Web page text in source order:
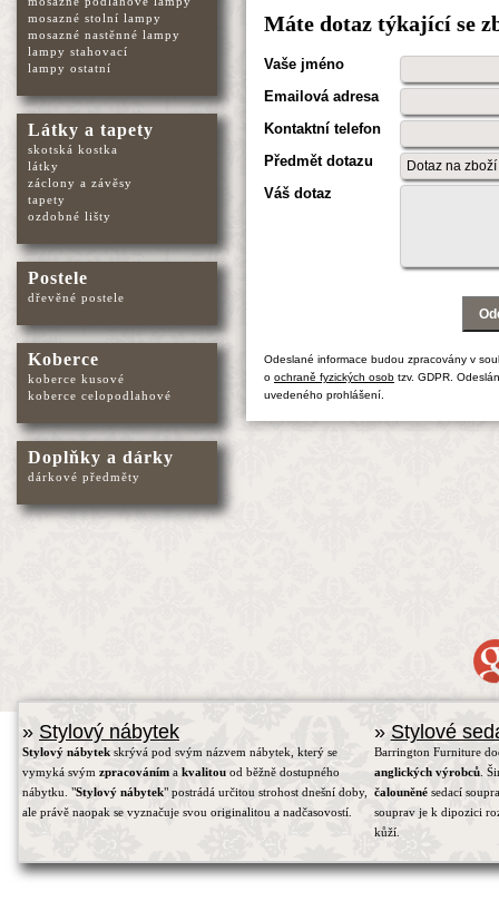
Máte dotaz týkající se
Vaše jméno
Emailová adresa
Kontaktní telefon
Předmět dotazu
Váš dotaz
Odeslané informace budou zpracovány v
o ochraně fyzických osobtzv. GDPR.
uvedeného prohlášení.
mosazné stolní lampy
mosazné nastěnné lampy
lampy stahovací
lampy ostatní
Látky a tapety
skotská kostka
látky
záclony a závěsy
tapety
ozdobné lišty
Postele
dřevěné postele
Koberce
koberce kusové
koberce celopodlahové
Doplňky a dárky
dárkové předměty
» Stylový nábytek
Stylový nábytek skrývá pod svým názvem nábytek, který se
vymyká svým zpracováním a kvalitou od běžně dostupného
nábytku. "Stylový nábytek" postrádá určitou strohost dnešní doby,
ale právě naopak se vyznačuje svou originalitou a nadčasovostí.
» Stylové
Barrington Furniture
anglických výrobců.
čalouněnésedací
souprav je k dipozici
kůží.